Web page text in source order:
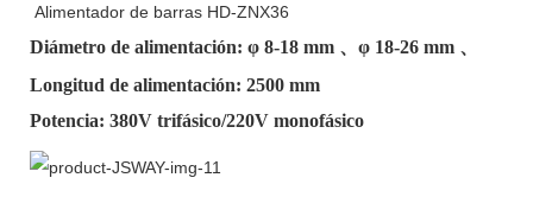
Alimentador de barras HD-ZNX36
Diámetro de alimentación: φ 8-18 mm 、φ 18-26 mm 、
Longitud de alimentación: 2500 mm
Potencia: 380V trifásico/220V monofásico